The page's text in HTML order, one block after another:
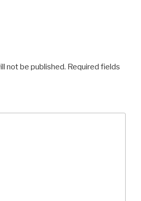
not be published. Required fields